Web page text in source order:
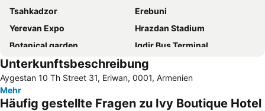
Tsahkadzor
Erebuni
Yerevan Expo
Hrazdan Stadium
Botanical garden
Igdir Bus Terminal
Matenadaran
Mashtots Avenue
Erevani konyaki gorcaran Ararat
Aquapark
Unterkunftsbeschreibung
Aygestan 10 Th Street 31, Eriwan, 0001, Armenien
Mehr
Häufig gestellte Fragen zu Ivy Boutique Hotel